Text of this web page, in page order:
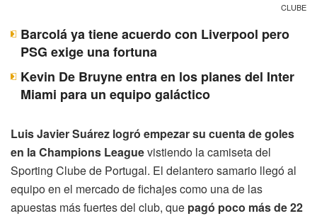
CLUBE
Barcolá ya tiene acuerdo con Liverpool pero
PSG exige una fortuna
Kevin De Bruyne entra en los planes del Inter
Miami para un equipo galáctico
Luis Javier Suárez logró empezar su cuenta de goles
en la Champions Leaguevistiendo la camiseta del
Sporting Clube de Portugal. El delantero samario llegó al
equipo en el mercado de fichajes como una de las
apuestas más fuertes del club, que pagó poco más de 22